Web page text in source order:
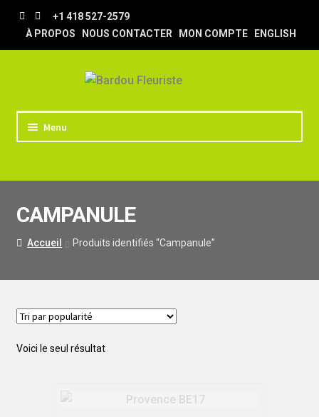
Aller
la
Aller
au
contenu
+1 418 527-2579
À PROPOS
NOUS CONTACTER MON COMPTE ENGLISH
Menu
TRUCS & ASTUCES
LIVRAISON
CAMPANULE
Accueil Produits identifiés “Campanule”
Voici le seul résultat